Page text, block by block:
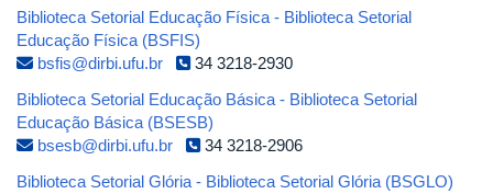
Biblioteca Setorial Educação Física - Biblioteca Setorial
Educação Física (BSFIS)
bsfis@dirbi.ufu.br
34 3218-2930
Biblioteca Setorial Educação Básica - Biblioteca Setorial
Educação Básica (BSESB)
bsesb@dirbi.ufu.br
34 3218-2906
Biblioteca Setorial Glória - Biblioteca Setorial Glória (BSGLO)